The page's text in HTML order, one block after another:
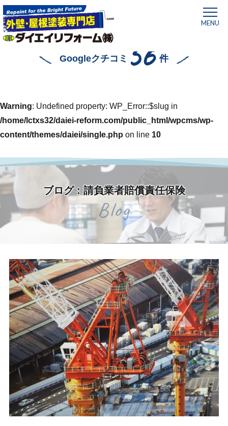
MENU
Googleクチコミ 56 件
ホーム 請負業者賠償責任保険
Warning: Undefined property: WP_Error::$slug in
/home/lctxs32/daiei-reform.com/public_html/wpcms/wp-
content/themes/daiei/single.php on line 10
ブログ : 請負業者賠償責任保険
Blog